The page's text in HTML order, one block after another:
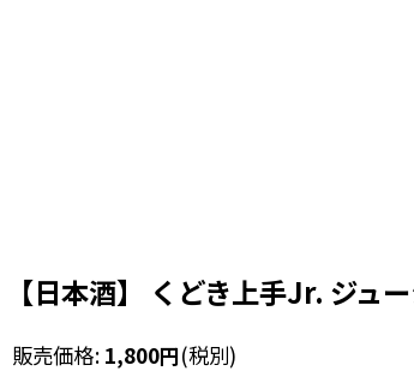
【日本酒】 くどき上手Jr. ジュ
販売価格: 1,800円(税別)